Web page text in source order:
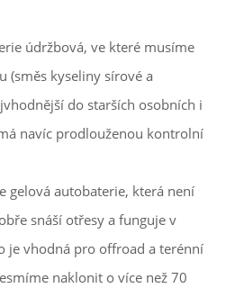
údržbová, ve které musíme
(směs kyseliny sírové a
do starších osobních i
navíc prodlouženou kontrolní
gelová autobaterie, která není
snáší otřesy a funguje v
je vhodná pro offroad a terénní
naklonit o více než 70